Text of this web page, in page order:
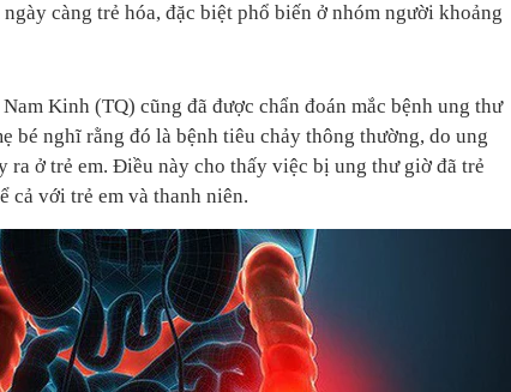
càng trẻ hóa, đặc biệt phổ biến ở nhóm người khoảng
Kinh (TQ) cũng đã được chẩn đoán mắc bệnh ung thư
bé nghĩ rằng đó là bệnh tiêu chảy thông thường, do ung
ra ở trẻ em. Điều này cho thấy việc bị ung thư giờ đã trẻ
cả với trẻ em và thanh niên.